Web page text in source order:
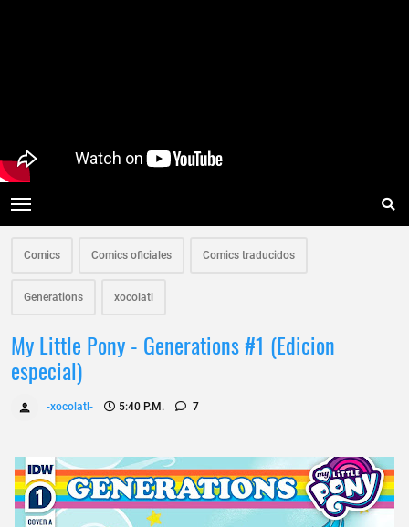
Comics Comics oficiales Comics traducidos
Generations xocolatl
My Little Pony - Generations #1 (Edicion
especial)
-xocolatl- 5:40 P.m. 7